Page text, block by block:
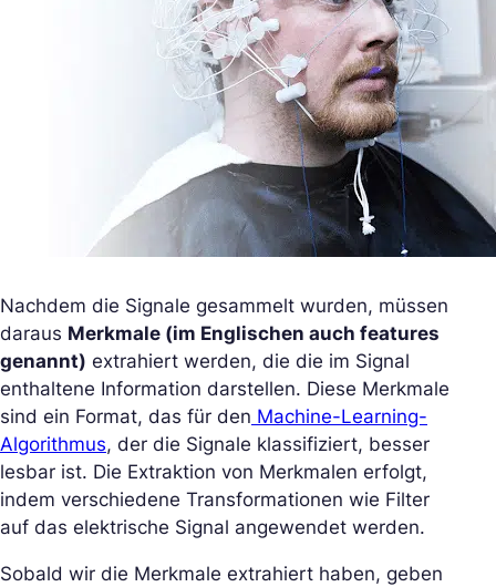
Nachdem die Signale gesammelt wurden, müssen
daraus Merkmale (im Englischen auch features
genannt) extrahiert werden, die die im Signal
enthaltene Information darstellen. Diese Merkmale
sind ein Format, das für den Machine-Learning-
Algorithmus, der die Signale klassifiziert, besser
lesbar ist. Die Extraktion von Merkmalen erfolgt,
indem verschiedene Transformationen wie Filter
auf das elektrische Signal angewendet werden.
Sobald wir die Merkmale extrahiert haben, geben